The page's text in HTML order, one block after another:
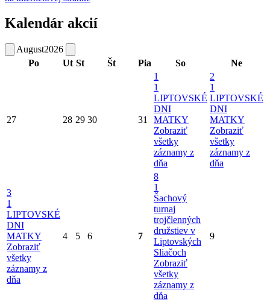
Kalendár akcií
August2026
Po
Ut St Št Pia So Ne
27 28 29 30 31
1
1
LIPTOVSKÉ
DNI
MATKY
Zobraziť
všetky
záznamy z
dňa
2
1
LIPTOVSKÉ
DNI
MATKY
Zobraziť
všetky
záznamy z
dňa
3
1
LIPTOVSKÉ
DNI
MATKY
Zobraziť
všetky
záznamy z
dňa
4 5 6 7
8
1
Šachový
turnaj
trojčlenných
družstiev v
Liptovských
Sliačoch
Zobraziť
všetky
záznamy z
dňa
9